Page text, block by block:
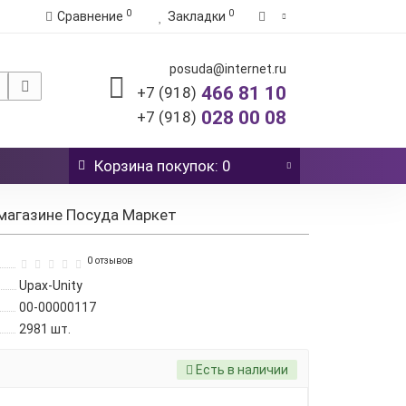
Сравнение 0 Закладки 0
posuda@internet.ru
+7 (918) 466 81 10
+7 (918) 028 00 08
Корзина покупок: 0
Посуда Маркет
0 отзывов
Upax-Unity
00-00000117
2981 шт.
Есть в наличии